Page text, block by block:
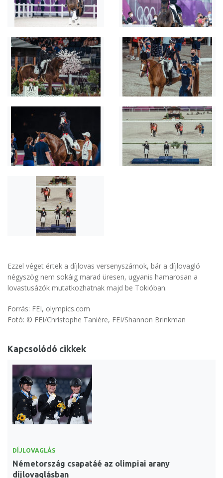
Ezzel véget értek a díjlovas versenyszámok, bár a díjlovagló
négyszög nem sokáig marad üresen, ugyanis hamarosan a
lovastusázók mutatkozhatnak majd be Tokióban.
Forrás: FEI, olympics.com
Fotó: © FEI/Christophe Taniére, FEI/Shannon Brinkman
Kapcsolódó cikkek
DÍJLOVAGLÁS
Németország csapatáé az olimpiai arany
díjlovaglásban